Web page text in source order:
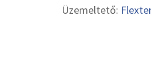
Üzemeltető: